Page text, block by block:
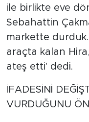
ile birlikte eve
Sebahattin
markette
araçta kalan
ateş etti' dedi.
İFADESİNİ
VURDUĞUNU